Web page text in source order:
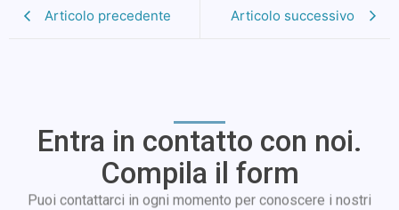
Articolo precedente Articolo successivo
Entra in contatto con noi.
Compila il form
Puoi contattarci in ogni momento per conoscere i nostri